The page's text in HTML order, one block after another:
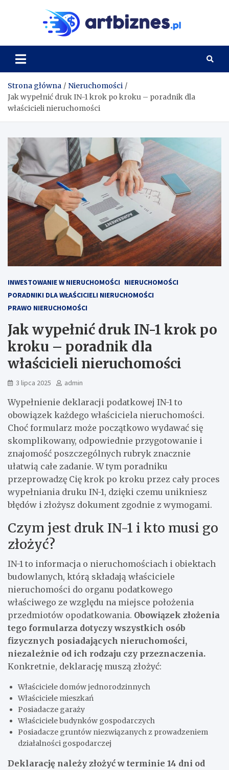
Strona główna
Nieruchomości
Jak wypełnić druk IN-1 krok po kroku – poradnik dla
właścicieli nieruchomości
INWESTOWANIE W NIERUCHOMOŚCI NIERUCHOMOŚCI
PORADNIKI DLA WŁAŚCICIELI NIERUCHOMOŚCI
PRAWO NIERUCHOMOŚCI
Jak wypełnić druk IN-1 krok po
kroku – poradnik dla
właścicieli nieruchomości
3 lipca 2025 admin
Wypełnienie deklaracji podatkowej IN-1 to
obowiązek każdego właściciela nieruchomości.
Choć formularz może początkowo wydawać się
skomplikowany, odpowiednie przygotowanie i
znajomość poszczególnych rubryk znacznie
ułatwią całe zadanie. W tym poradniku
przeprowadzę Cię krok po kroku przez cały proces
wypełniania druku IN-1, dzięki czemu unikniesz
błędów i złożysz dokument zgodnie z wymogami.
Czym jest druk IN-1 i kto musi go
złożyć?
IN-1 to informacja o nieruchomościach i obiektach
budowlanych, którą składają właściciele
nieruchomości do organu podatkowego
właściwego ze względu na miejsce położenia
przedmiotów opodatkowania. Obowiązek złożenia
tego formularza dotyczy wszystkich osób
fizycznych posiadających nieruchomości,
niezależnie od ich rodzaju czy przeznaczenia.
Konkretnie, deklarację muszą złożyć:
Właściciele domów jednorodzinnych
Właściciele mieszkań
Posiadacze garaży
Właściciele budynków gospodarczych
Posiadacze gruntów niezwiązanych z prowadzeniem
działalności gospodarczej
Deklarację należy złożyć w terminie 14 dni od